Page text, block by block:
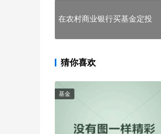
在农村商业银行买基金定投
猜你喜欢
基金